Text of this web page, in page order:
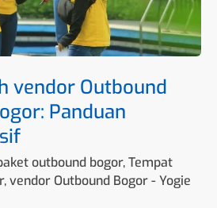
vendor Outbound
Panduan
outbound bogor,Tempat
,vendor Outbound Bogor-Yogie